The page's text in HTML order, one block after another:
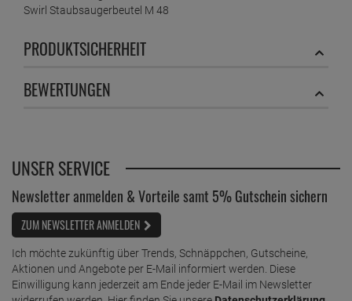
Swirl Staubsaugerbeutel M 48
PRODUKTSICHERHEIT
BEWERTUNGEN
UNSER SERVICE
Newsletter anmelden & Vorteile samt 5% Gutschein sichern
ZUM NEWSLETTER ANMELDEN
Ich möchte zukünftig über Trends, Schnäppchen, Gutscheine,
Aktionen und Angebote per E-Mail informiert werden. Diese
Einwilligung kann jederzeit am Ende jeder E-Mail im Newsletter